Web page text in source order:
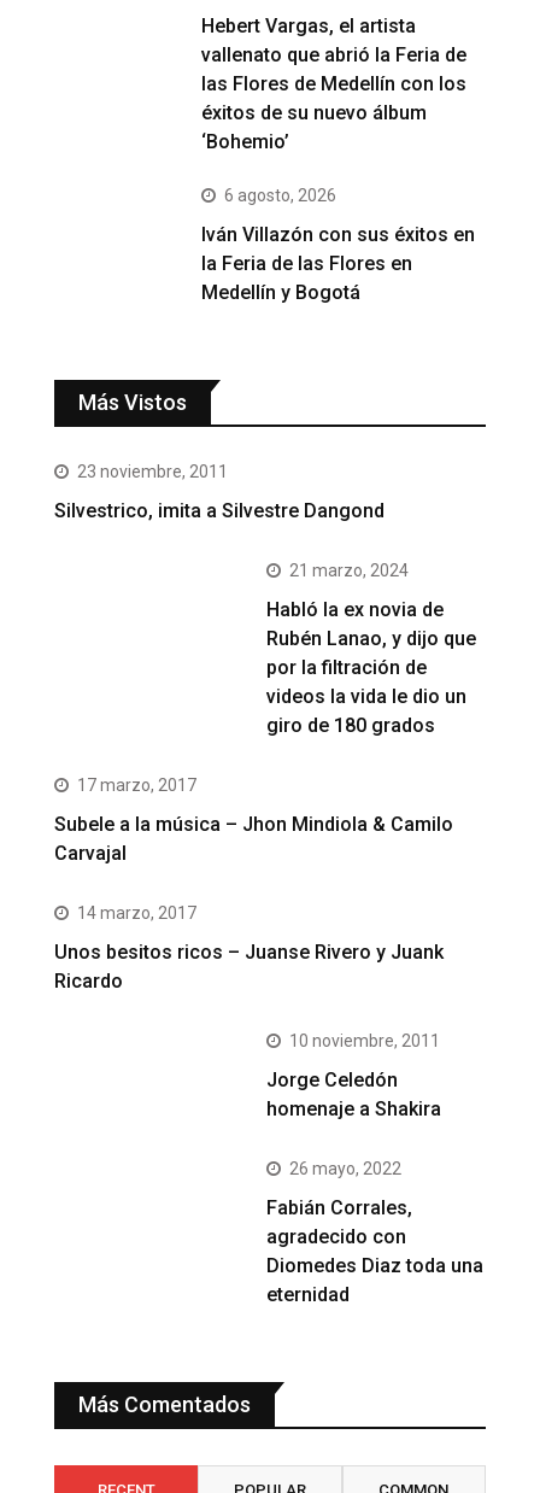
Hebert Vargas, el artista
vallenato que abrió la Feria de
las Flores de Medellín con los
éxitos de su nuevo álbum
‘Bohemio’
6 agosto, 2026
Iván Villazón con sus éxitos en
la Feria de las Flores en
Medellín y Bogotá
Más Vistos
23 noviembre, 2011
Silvestrico, imita a Silvestre Dangond
21 marzo, 2024
Habló la ex novia de
Rubén Lanao, y dijo que
por la filtración de
videos la vida le dio un
giro de 180 grados
17 marzo, 2017
Subele a la música – Jhon Mindiola & Camilo
Carvajal
14 marzo, 2017
Unos besitos ricos – Juanse Rivero y Juank
Ricardo
10 noviembre, 2011
Jorge Celedón
homenaje a Shakira
26 mayo, 2022
Fabián Corrales,
agradecido con
Diomedes Diaz toda una
eternidad
Más Comentados